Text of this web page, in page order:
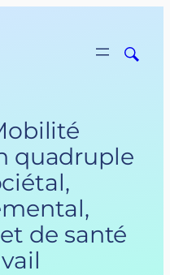
quadruple
de santé